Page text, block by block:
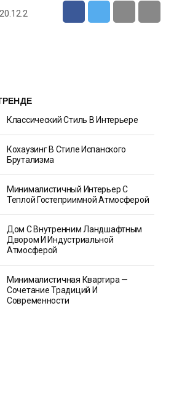
20.12.2
Классический Стиль В Интерьере
Кохаузинг В Стиле Испанского
Брутализма
Минималистичный Интерьер С
Теплой Гостеприимной Атмосферой
Дом С Внутренним Ландшафтным
Двором И Индустриальной
Атмосферой
Минималистичная Квартира —
Сочетание Традиций И
Современности